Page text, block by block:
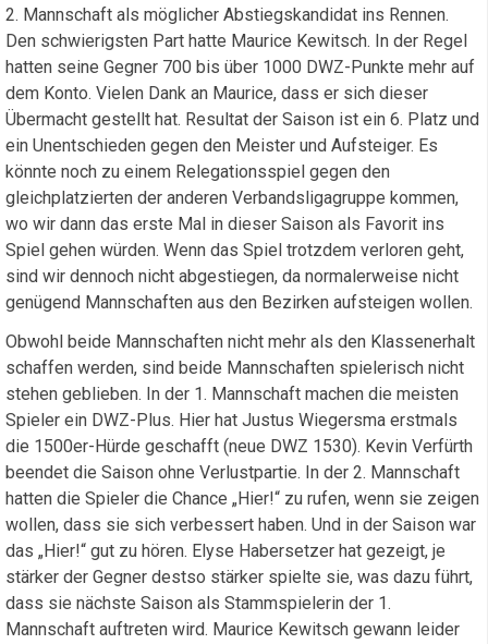
2. Mannschaft als möglicher Abstiegskandidat ins Rennen.
Den schwierigsten Part hatte Maurice Kewitsch. In der Regel
hatten seine Gegner 700 bis über 1000 DWZ-Punkte mehr auf
dem Konto. Vielen Dank an Maurice, dass er sich dieser
Übermacht gestellt hat. Resultat der Saison ist ein 6. Platz und
ein Unentschieden gegen den Meister und Aufsteiger. Es
könnte noch zu einem Relegationsspiel gegen den
gleichplatzierten der anderen Verbandsligagruppe kommen,
wo wir dann das erste Mal in dieser Saison als Favorit ins
Spiel gehen würden. Wenn das Spiel trotzdem verloren geht,
sind wir dennoch nicht abgestiegen, da normalerweise nicht
genügend Mannschaften aus den Bezirken aufsteigen wollen.
Obwohl beide Mannschaften nicht mehr als den Klassenerhalt
schaffen werden, sind beide Mannschaften spielerisch nicht
stehen geblieben. In der 1. Mannschaft machen die meisten
Spieler ein DWZ-Plus. Hier hat Justus Wiegersma erstmals
die 1500er-Hürde geschafft (neue DWZ 1530). Kevin Verfürth
beendet die Saison ohne Verlustpartie. In der 2. Mannschaft
hatten die Spieler die Chance „Hier!“ zu rufen, wenn sie zeigen
wollen, dass sie sich verbessert haben. Und in der Saison war
das „Hier!“ gut zu hören. Elyse Habersetzer hat gezeigt, je
stärker der Gegner destso stärker spielte sie, was dazu führt,
dass sie nächste Saison als Stammspielerin der 1.
Mannschaft auftreten wird. Maurice Kewitsch gewann leider